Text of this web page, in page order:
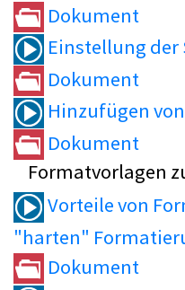
Dokument
Einstellung der
Dokument
Hinzufügen
Dokument
Formatvorlagen
Vorteile von
"harten"
Dokument